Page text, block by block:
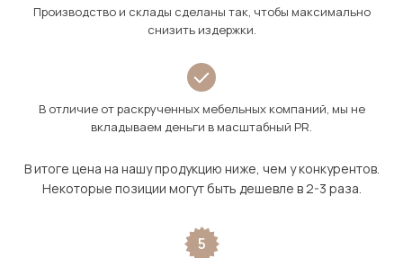
Производство и склады сделаны так, чтобы максимально
снизить издержки.
В отличие от раскрученных мебельных компаний, мы не
вкладываем деньги в масштабный PR.
В итоге цена на нашу продукцию ниже, чем у конкурентов.
Некоторые позиции могут быть дешевле в 2-3 раза.
5